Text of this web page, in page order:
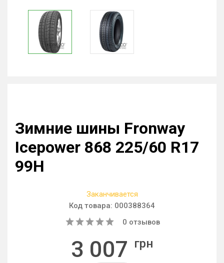
Зимние шины Fronway
Icepower 868 225/60 R17
99H
Заканчивается
Код товара: 000388364
0 отзывов
3 007 грн